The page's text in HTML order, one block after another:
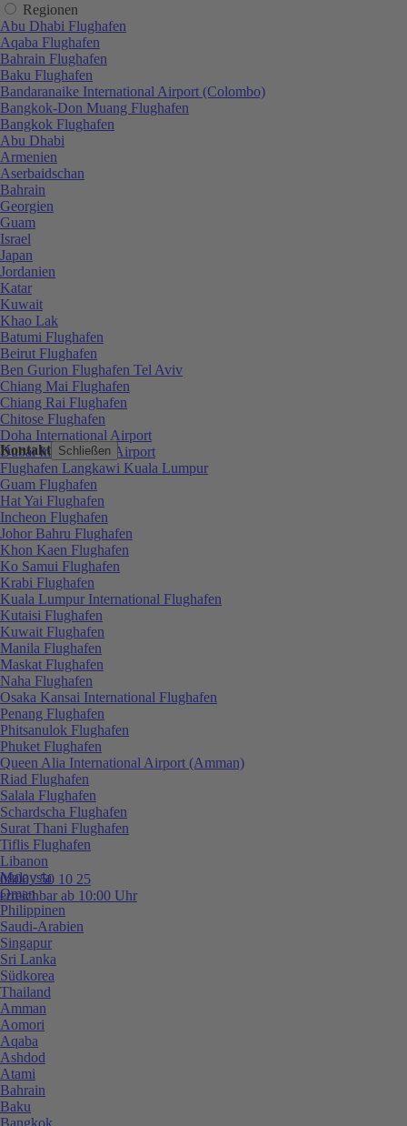
Kontakt Schließen
0800 / 50 10 25
erreichbar ab 10:00 Uhr
Regionen
Abu Dhabi Flughafen
Aqaba Flughafen
Bahrain Flughafen
Baku Flughafen
Bandaranaike International Airport (Colombo)
Bangkok-Don Muang Flughafen
Bangkok Flughafen
Abu Dhabi
Armenien
Aserbaidschan
Bahrain
Georgien
Guam
Israel
Japan
Jordanien
Katar
Kuwait
Khao Lak
Batumi Flughafen
Beirut Flughafen
Ben Gurion Flughafen Tel Aviv
Chiang Mai Flughafen
Chiang Rai Flughafen
Chitose Flughafen
Doha International Airport
Dubai International Airport
Flughafen Langkawi Kuala Lumpur
Guam Flughafen
Hat Yai Flughafen
Incheon Flughafen
Johor Bahru Flughafen
Khon Kaen Flughafen
Ko Samui Flughafen
Krabi Flughafen
Kuala Lumpur International Flughafen
Kutaisi Flughafen
Kuwait Flughafen
Manila Flughafen
Maskat Flughafen
Naha Flughafen
Osaka Kansai International Flughafen
Penang Flughafen
Phitsanulok Flughafen
Phuket Flughafen
Queen Alia International Airport (Amman)
Riad Flughafen
Salala Flughafen
Schardscha Flughafen
Surat Thani Flughafen
Tiflis Flughafen
Libanon
Malaysia
Oman
Philippinen
Saudi-Arabien
Singapur
Sri Lanka
Südkorea
Thailand
Amman
Aomori
Aqaba
Ashdod
Atami
Bahrain
Baku
Bangkok